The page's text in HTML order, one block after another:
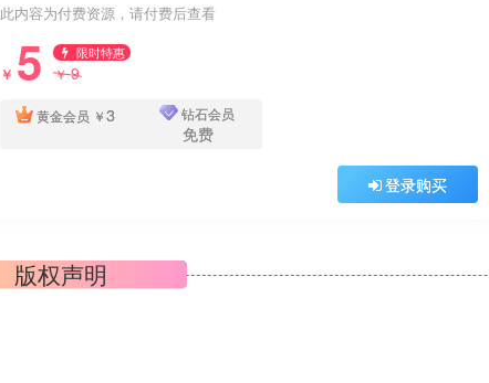
此内容为付费资源，请付费后查看
￥ 5 限时特惠
￥9
黄金会员 ￥3 钻石会员
免费
登录购买
版权声明